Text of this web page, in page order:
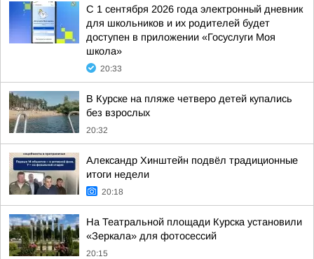
С 1 сентября 2026 года электронный дневник
для школьников и их родителей будет
доступен в приложении «Госуслуги Моя
школа»
20:33
В Курске на пляже четверо детей купались
без взрослых
20:32
Александр Хинштейн подвёл традиционные
итоги недели
20:18
На Театральной площади Курска установили
«Зеркала» для фотосессий
20:15